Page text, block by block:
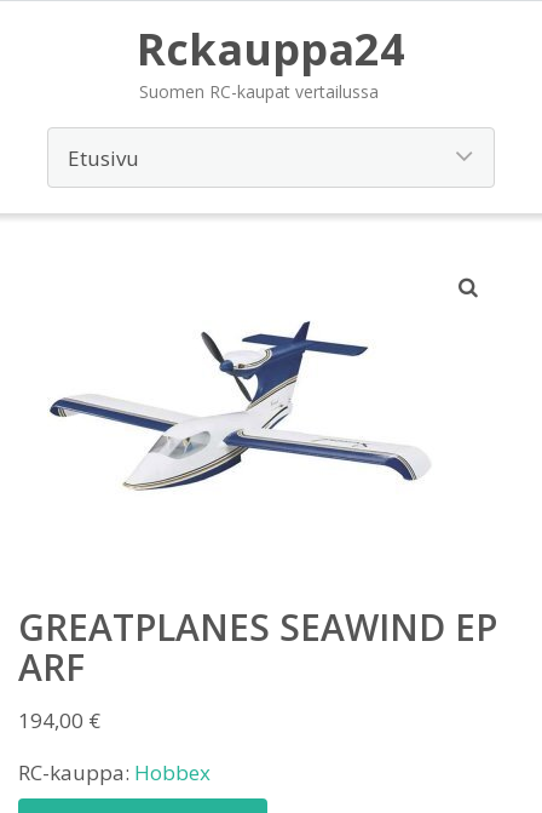
Rckauppa24
Suomen RC-kaupat vertailussa
GREATPLANES SEAWIND EP
ARF
194,00 €
RC-kauppa: Hobbex